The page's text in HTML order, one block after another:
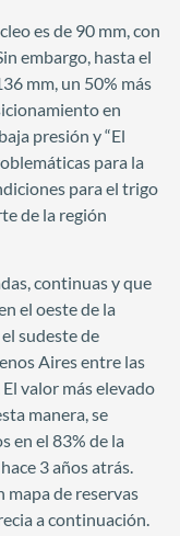
es de 90 mm, con
embargo, hasta el
mm, un 50% más
en
presión y “El
para la
para el trigo
de la región
continuas y que
el oeste de la
sudeste de
Aires entre las
valor más elevado
manera, se
en el 83% de la
3 años atrás.
mapa de reservas
a continuación.